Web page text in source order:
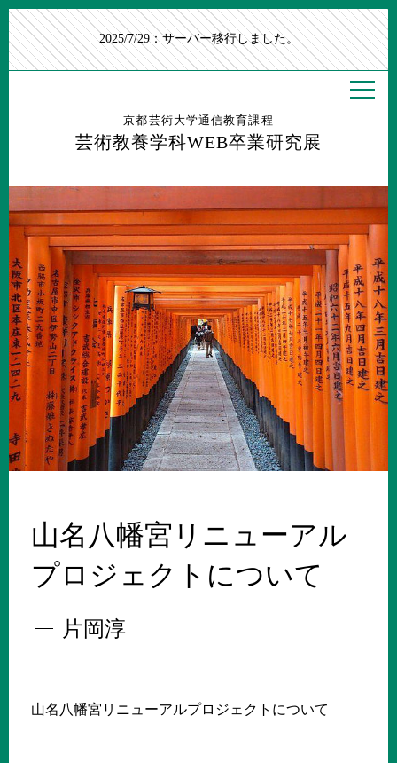
2025/7/29：サーバー移行しました。
京都芸術大学通信教育課程
芸術教養学科WEB卒業研究展
山名八幡宮リニューアル
プロジェクトについて
片岡淳
山名八幡宮リニューアルプロジェクトについて